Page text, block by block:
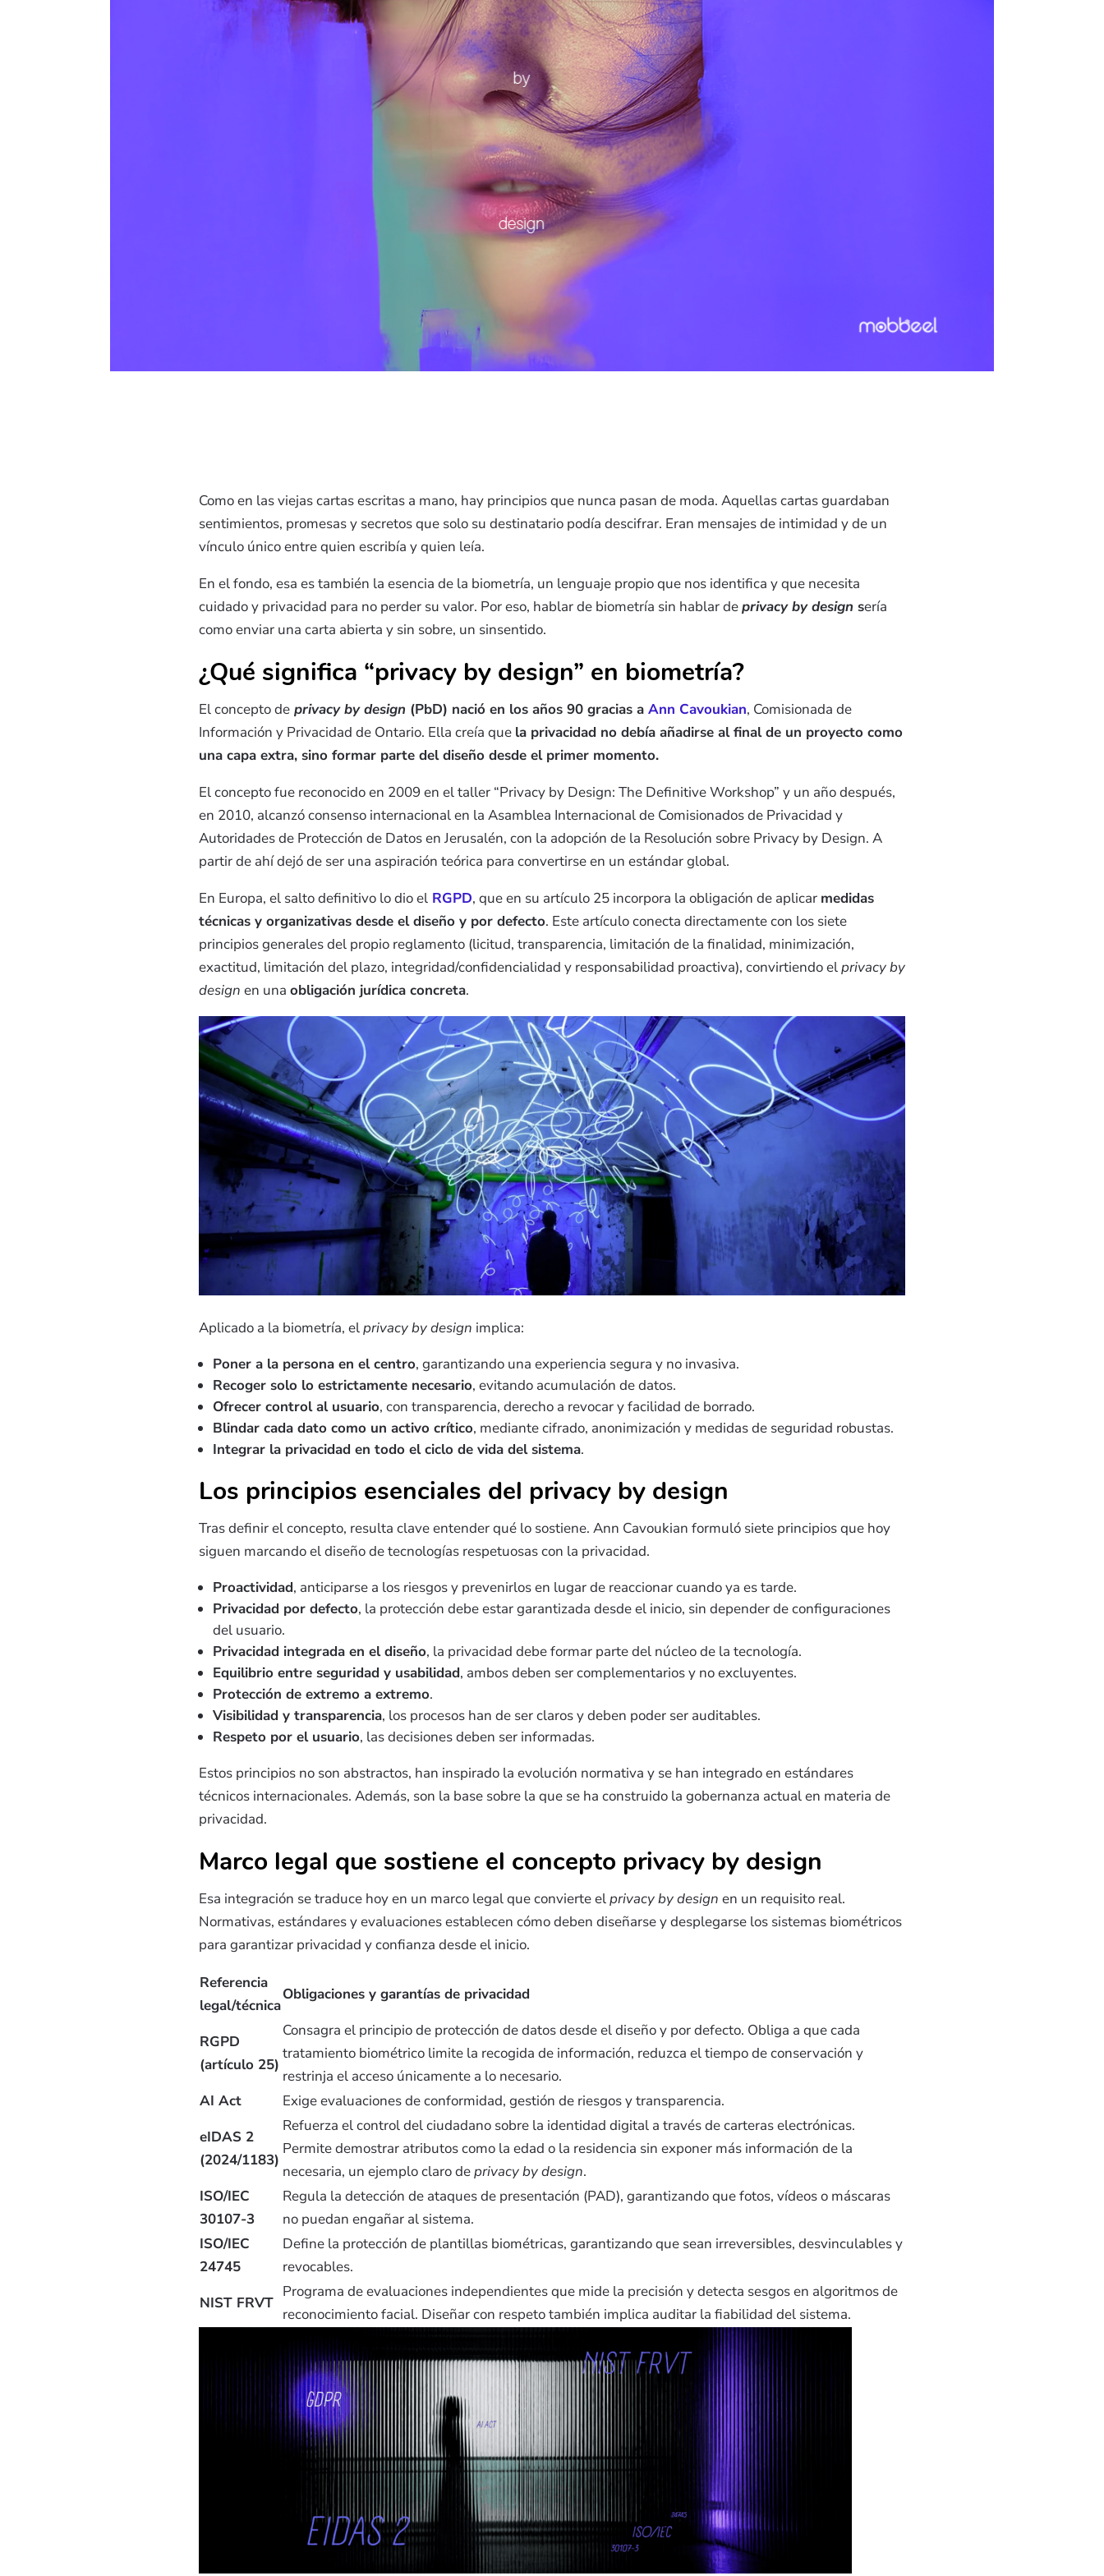
Como en las viejas cartas escritas a mano, hay principios que nunca pasan de moda. Aquellas cartas guardaban
sentimientos, promesas y secretos que solo su destinatario podía descifrar. Eran mensajes de intimidad y de un
vínculo único entre quien escribía y quien leía.
En el fondo, esa es también la esencia de la biometría, un lenguaje propio que nos identifica y que necesita
cuidado y privacidad para no perder su valor. Por eso, hablar de biometría sin hablar deprivacy by design sería
como enviar una carta abierta y sin sobre, un sinsentido.
¿Qué significa “privacy by design” en biometría?
El concepto de privacy by design (PbD) nació en los años 90 gracias aAnn Cavoukian, Comisionada de
Información y Privacidad de Ontario. Ella creía que la privacidad no debía añadirse al final de un proyecto como
una capa extra, sino formar parte del diseño desde el primer momento.
El concepto fue reconocido en 2009 en el taller “Privacy by Design: The Definitive Workshop” y un año después,
en 2010, alcanzó consenso internacional en la Asamblea Internacional de Comisionados de Privacidad y
Autoridades de Protección de Datos en Jerusalén, con la adopción de la Resolución sobre Privacy by Design. A
partir de ahí dejó de ser una aspiración teórica para convertirse en un estándar global.
En Europa, el salto definitivo lo dio elRGPD, que en su artículo 25 incorpora la obligación de aplicar medidas
técnicas y organizativas desde el diseño y por defecto. Este artículo conecta directamente con los siete
principios generales del propio reglamento (licitud, transparencia, limitación de la finalidad, minimización,
exactitud, limitación del plazo, integridad/confidencialidad y responsabilidad proactiva), convirtiendo elprivacy by
design en una obligación jurídica concreta.
Aplicado a la biometría, elprivacy by design implica:
Poner a la persona en el centro, garantizando una experiencia segura y no invasiva.
Recoger solo lo estrictamente necesario, evitando acumulación de datos.
Ofrecer control al usuario, con transparencia, derecho a revocar y facilidad de borrado.
Blindar cada dato como un activo crítico, mediante cifrado, anonimización y medidas de seguridad robustas.
Integrar la privacidad en todo el ciclo de vida del sistema.
Los principios esenciales del privacy by design
Tras definir el concepto, resulta clave entender qué lo sostiene. Ann Cavoukian formuló siete principios que hoy
siguen marcando el diseño de tecnologías respetuosas con la privacidad.
Proactividad, anticiparse a los riesgos y prevenirlos en lugar de reaccionar cuando ya es tarde.
Privacidad por defecto, la protección debe estar garantizada desde el inicio, sin depender de configuraciones
del usuario.
Privacidad integrada en el diseño, la privacidad debe formar parte del núcleo de la tecnología.
Equilibrio entre seguridad y usabilidad, ambos deben ser complementarios y no excluyentes.
Protección de extremo a extremo.
Visibilidad y transparencia, los procesos han de ser claros y deben poder ser auditables.
Respeto por el usuario, las decisiones deben ser informadas.
Estos principios no son abstractos, han inspirado la evolución normativa y se han integrado en estándares
técnicos internacionales. Además, son la base sobre la que se ha construido la gobernanza actual en materia de
privacidad.
Marco legal que sostiene el concepto privacy by design
Esa integración se traduce hoy en un marco legal que convierte elprivacy by design en un requisito real.
Normativas, estándares y evaluaciones establecen cómo deben diseñarse y desplegarse los sistemas biométricos
para garantizar privacidad y confianza desde el inicio.
Referencia
legal/técnica
Obligaciones y garantías de privacidad
RGPD
(artículo 25)
Consagra el principio de protección de datos desde el diseño y por defecto. Obliga a que cada
tratamiento biométrico limite la recogida de información, reduzca el tiempo de conservación y
restrinja el acceso únicamente a lo necesario.
AI Act
Exige evaluaciones de conformidad, gestión de riesgos y transparencia.
eIDAS 2
(2024/1183)
Refuerza el control del ciudadano sobre la identidad digital a través de carteras electrónicas.
Permite demostrar atributos como la edad o la residencia sin exponer más información de la
necesaria, un ejemplo claro deprivacy by design.
ISO/IEC
30107-3
Regula la detección de ataques de presentación (PAD), garantizando que fotos, vídeos o máscaras
no puedan engañar al sistema.
ISO/IEC
24745
Define la protección de plantillas biométricas, garantizando que sean irreversibles, desvinculables y
revocables.
NIST FRVT
Programa de evaluaciones independientes que mide la precisión y detecta sesgos en algoritmos de
reconocimiento facial. Diseñar con respeto también implica auditar la fiabilidad del sistema.